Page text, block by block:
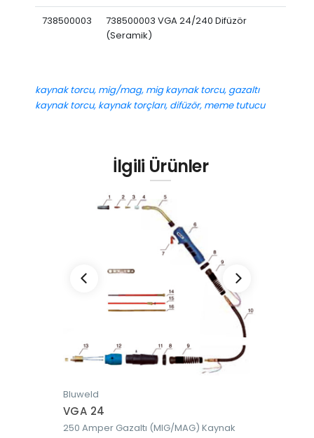
738500003
738500003 VGA 24/240 Difüzör
(Seramik)
kaynak torcu, mig/mag, mig kaynak torcu, gazaltı
kaynak torcu, kaynak torçları, difüzör, meme tutucu
İlgili Ürünler
Bluweld
VGA 24
250 Amper Gazaltı (MIG/MAG) Kaynak